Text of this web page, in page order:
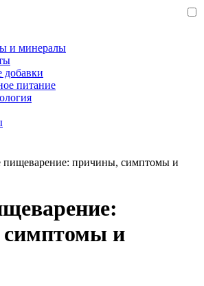
и минералы
питание
пищеварение: причины, симптомы и
и